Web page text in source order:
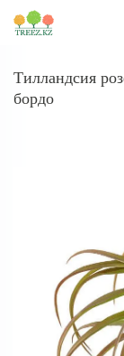
Тилландсия
бордо